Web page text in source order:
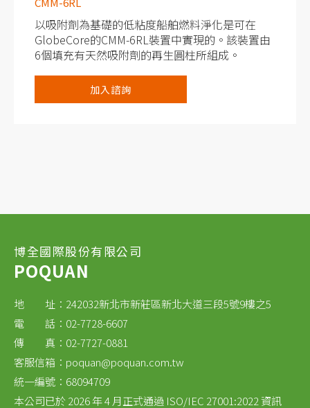
以吸附劑為基礎的低粘度船舶燃料淨化是可在
GlobeCore的CMM-6RL裝置中實現的。該裝置由
6個填充有天然吸附劑的再生圓柱所組成。
捉有害的雜質，並由於其有效的吸附能力而將其
保留在其顆粒中。在該裝置的出口處，我們得到
加入諮詢
博全國際股份有限公司
POQUAN
地 址：242032新北市新莊區新北大道三段5號9樓之5
電 話：02-7728-6607
傳 真：02-7727-0881
客服信箱： poquan@poquan.com.tw
統一編號：68094709
本公司已於 2026 年 4 月正式通過 ISO/IEC 27001:2022 資訊